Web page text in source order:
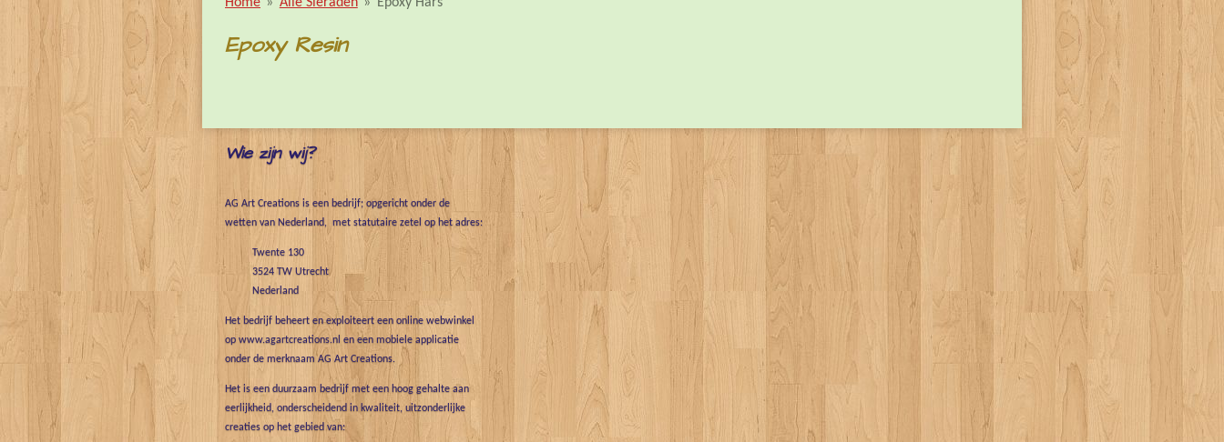
Epoxy Resin
Wie zijn wij?
AG Art Creations is een bedrijf; opgericht onder de
wetten van Nederland, met statutaire zetel op het adres:
Twente 130
3524 TW Utrecht
Nederland
Het bedrijf beheert en exploiteert een online webwinkel
op www.agartcreations.nl en een mobiele applicatie
onder de merknaam AG Art Creations.
Het is een duurzaam bedrijf met een hoog gehalte aan
eerlijkheid, onderscheidend in kwaliteit, uitzonderlijke
creaties op het gebied van: